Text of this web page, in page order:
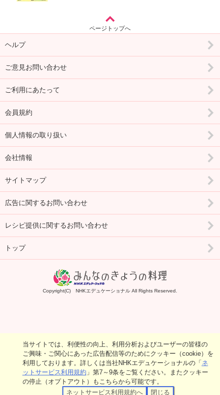
ページトップへ
ヘルプ
ご意見お問い合わせ
ご利用にあたって
会員規約
個人情報の取り扱い
会社情報
サイトマップ
広告に関するお問い合わせ
レシピ提供に関するお問い合わせ
トップ
Copyright(C) NHKエデュケーショナル All Rights Reserved.
当サイトでは、利便性の向上、利用分析およびユーザーの皆様の
ご興味・ご関心にあった広告配信等のためにクッキー（cookie）を
利用しております。詳しくは当社NHKエデュケーショナルの「ネ
ットサービス利用規約 」第7～9条をご覧ください。またクッキー
の停止（オプトアウト）もこちらから可能です。
ネットサービス利用規約へ
閉じる